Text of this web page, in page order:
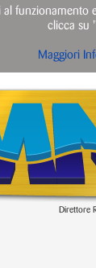
Direttore
clicca su
Maggiori